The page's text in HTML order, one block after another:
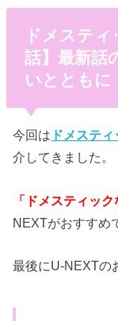
ドメステ
話】最新話
いとともに
今回は ドメステ
介してきました。
「ドメスティッ
NEXTがおすすめ
最後にU-NEXTの